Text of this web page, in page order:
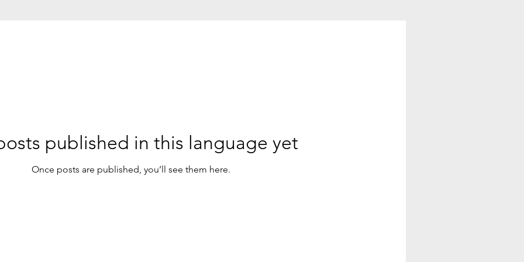
published in this language yet
Once posts are published, you’ll see them here.